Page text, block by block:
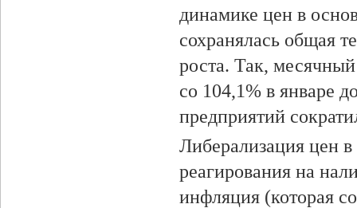
динамике цен в
сохранялась общая
роста. Так,
со 104,1% в январе
предприятий
Либерализация цен в
реагирования на
инфляция (которая